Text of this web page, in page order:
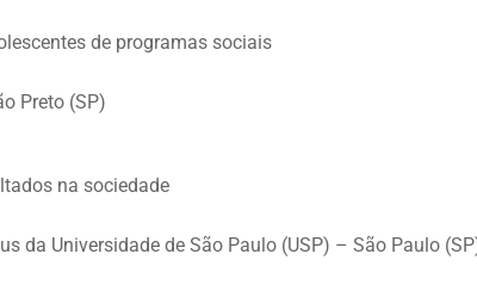
de programas sociais
Preto (SP)
na sociedade
da Universidade de São Paulo (USP) – São Paulo